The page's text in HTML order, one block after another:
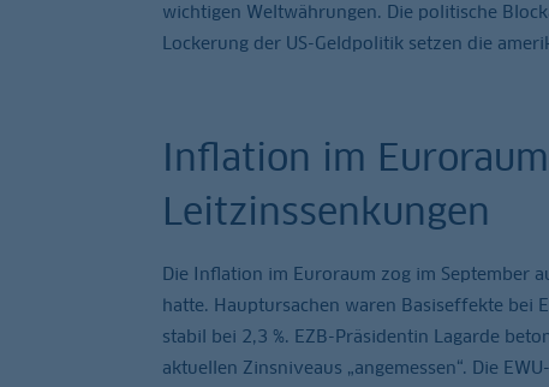
wichtigen Weltwährungen. Die politische
Lockerung der US-Geldpolitik setzen die
Inflation im
Leitzinssenkungen
Die Inflation im Euroraum zog im September
hatte. Hauptursachen waren Basiseffekte bei
stabil bei 2,3 %. EZB-Präsidentin Lagarde
aktuellen Zinsniveaus „angemessen“. Die